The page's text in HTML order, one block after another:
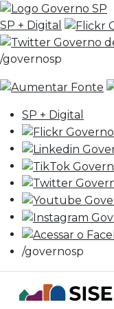
SP + Digital
/governosp
SP + Digital
/governosp